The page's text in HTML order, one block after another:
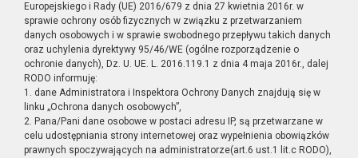
Europejskiego i Rady (UE) 2016/679 z dnia 27 kwietnia 2016r. w
sprawie ochrony osób fizycznych w związku z przetwarzaniem
danych osobowych i w sprawie swobodnego przepływu takich danych
oraz uchylenia dyrektywy 95/46/WE (ogólne rozporządzenie o
ochronie danych), Dz. U. UE. L. 2016.119.1 z dnia 4 maja 2016r., dalej
RODO informuję:
1. dane Administratora i Inspektora Ochrony Danych znajdują się w
linku „Ochrona danych osobowych”,
2. Pana/Pani dane osobowe w postaci adresu IP, są przetwarzane w
celu udostępniania strony internetowej oraz wypełnienia obowiązków
prawnych spoczywających na administratorze(art.6 ust.1 lit.c RODO),